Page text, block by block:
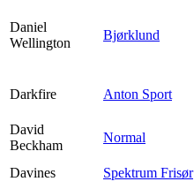
Daniel
Wellington
Bjørklund
Darkfire Anton Sport
David
Beckham
Normal
Davines
Spektrum Frisør